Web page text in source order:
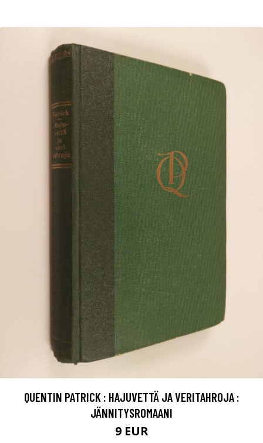
QUENTIN PATRICK : HAJUVETTÄ JA VERITAHROJA :
JÄNNITYSROMAANI
9 EUR